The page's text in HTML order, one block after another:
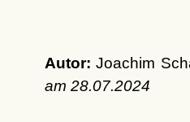
Autor: Joachim
am 28.07.2024